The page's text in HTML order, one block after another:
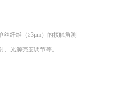
纤维（≥3μm）的接触角测
光源亮度调节等。